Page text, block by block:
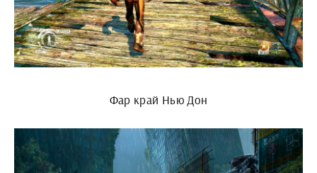
Фар край Нью Дон